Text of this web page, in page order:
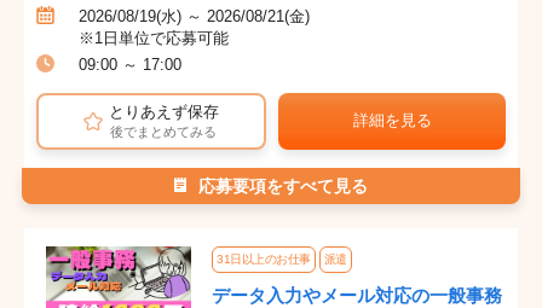
2026/08/19(水) ～ 2026/08/21(金)
※1日単位で応募可能
09:00 ～ 17:00
とりあえず保存
後でまとめてみる
詳細を見る
応募要項をすべて見る
31日以上のお仕事 派遣
データ入力やメール対応の一般事務